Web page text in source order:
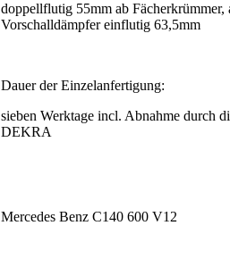
doppellflutig 55mm ab Fächerkrümmer,
Vorschalldämpfer einflutig 63,5mm
Dauer der Einzelanfertigung:
sieben Werktage incl. Abnahme durch
DEKRA
Mercedes Benz C140 600 V12